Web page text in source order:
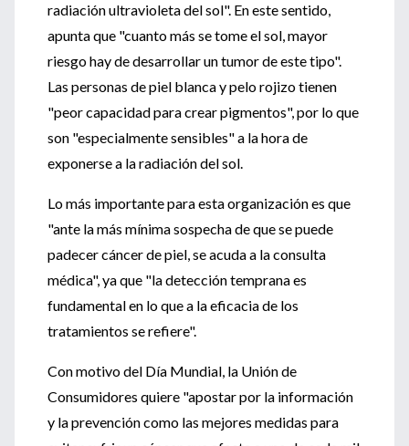
radiación ultravioleta del sol". En este sentido,
apunta que "cuanto más se tome el sol, mayor
riesgo hay de desarrollar un tumor de este tipo".
Las personas de piel blanca y pelo rojizo tienen
"peor capacidad para crear pigmentos", por lo que
son "especialmente sensibles" a la hora de
exponerse a la radiación del sol.
Lo más importante para esta organización es que
"ante la más mínima sospecha de que se puede
padecer cáncer de piel, se acuda a la consulta
médica", ya que "la detección temprana es
fundamental en lo que a la eficacia de los
tratamientos se refiere".
Con motivo del Día Mundial, la Unión de
Consumidores quiere "apostar por la información
y la prevención como las mejores medidas para